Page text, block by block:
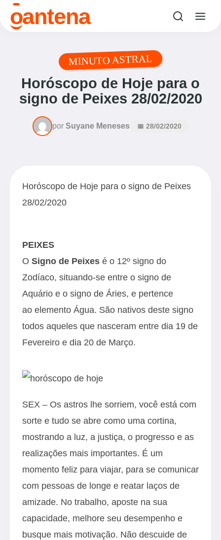
oantena
MINUTO ASTRAL
Horóscopo de Hoje para o
signo de Peixes 28/02/2020
por Suyane Meneses 📅 28/02/2020
Horóscopo de Hoje para o signo de Peixes
28/02/2020
PEIXES
O Signo de Peixes é o 12º signo do
Zodíaco, situando-se entre o signo de
Aquário e o signo de Áries, e pertence
ao elemento Água. São nativos deste signo
todos aqueles que nasceram entre dia 19 de
Fevereiro e dia 20 de Março.
SEX – Os astros lhe sorriem, você está com
sorte e tudo se abre como uma cortina,
mostrando a luz, a justiça, o progresso e as
realizações mais importantes. É um
momento feliz para viajar, para se comunicar
com pessoas de longe e reatar laços de
amizade. No trabalho, aposte na sua
capacidade, melhore seu desempenho e
busque mais motivação. Não descuide de